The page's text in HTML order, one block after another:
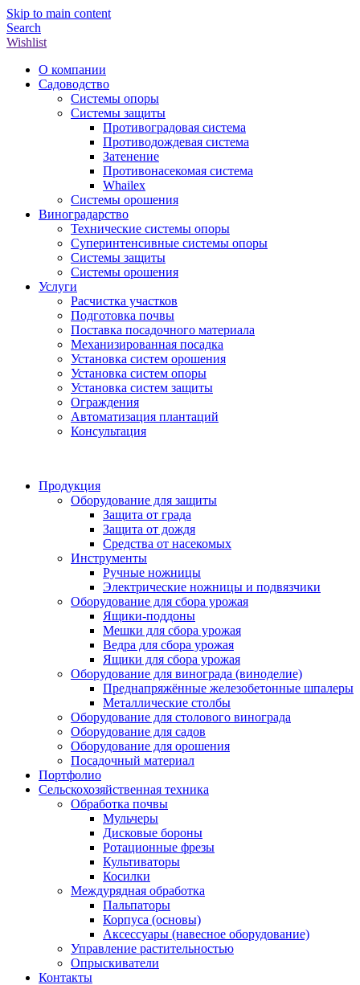
Skip to main content
Search
Wishlist
О компании
Садоводство
Системы опоры
Системы защиты
Противоградовая система
Противодождевая система
Затенение
Противонасекомая система
Whailex
Системы орошения
Виноградарство
Технические системы опоры
Суперинтенсивные системы опоры
Системы защиты
Системы орошения
Услуги
Расчистка участков
Подготовка почвы
Поставка посадочного материала
Механизированная посадка
Установка систем орошения
Установка систем опоры
Установка систем защиты
Ограждения
Автоматизация плантаций
Консультация
Продукция
Оборудование для защиты
Защита от града
Защита от дождя
Средства от насекомых
Инструменты
Ручные ножницы
Электрические ножницы и подвязчики
Оборудование для сбора урожая
Ящики-поддоны
Мешки для сбора урожая
Ведра для сбора урожая
Ящики для сбора урожая
Оборудование для винограда (виноделие)
Преднапряжённые железобетонные шпалеры
Металлические столбы
Оборудование для столового винограда
Оборудование для садов
Оборудование для орошения
Посадочный материал
Портфолио
Сельскохозяйственная техника
Обработка почвы
Мульчеры
Дисковые бороны
Ротационные фрезы
Культиваторы
Косилки
Междурядная обработка
Пальпаторы
Корпуса (основы)
Аксессуары (навесное оборудование)
Управление растительностью
Опрыскиватели
Контакты